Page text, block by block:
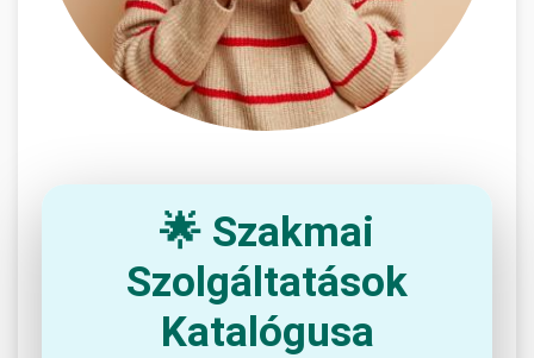
🌟 Szakmai
Szolgáltatások
Katalógusa